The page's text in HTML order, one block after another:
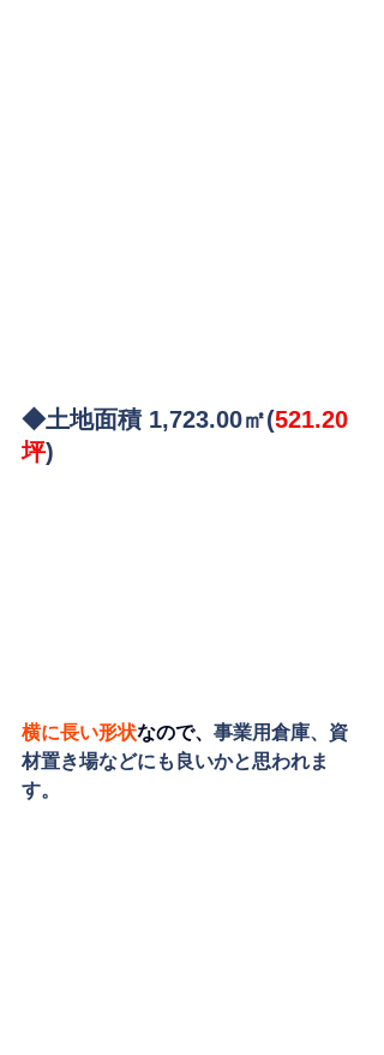
◆土地面積 1,723.00㎡(521.20
坪)
横に長い形状なので、 事業用倉庫、資
材置き場などにも良いかと思われま
す。